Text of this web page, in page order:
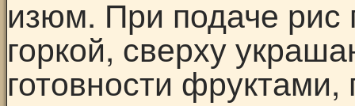
изюм. При подаче
горкой, сверху
готовности